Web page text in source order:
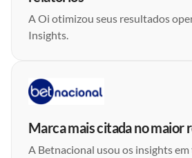
A Oi otimizou seus resultados
Insights.
Marca mais citada no maior
A Betnacional usou os insights